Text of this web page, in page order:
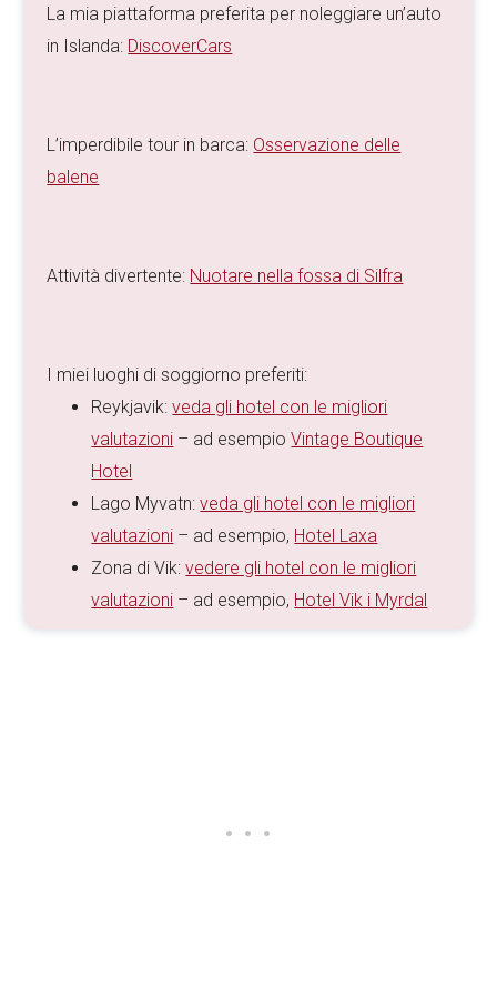
La mia piattaforma preferita per noleggiare un’auto
in Islanda: DiscoverCars
L’imperdibile tour in barca: Osservazione delle
balene
Attività divertente: Nuotare nella fossa di Silfra
I miei luoghi di soggiorno preferiti:
Reykjavik:veda gli hotel con le migliori
valutazioni – ad esempioVintage Boutique
Hotel
Lago Myvatn:veda gli hotel con le migliori
valutazioni – ad esempio, Hotel Laxa
Zona di Vik:vedere gli hotel con le migliori
valutazioni – ad esempio, Hotel Vik i Myrdal